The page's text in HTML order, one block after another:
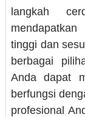
langkah
tinggi dan
berbagai
Anda dapat
berfungsi
profesional